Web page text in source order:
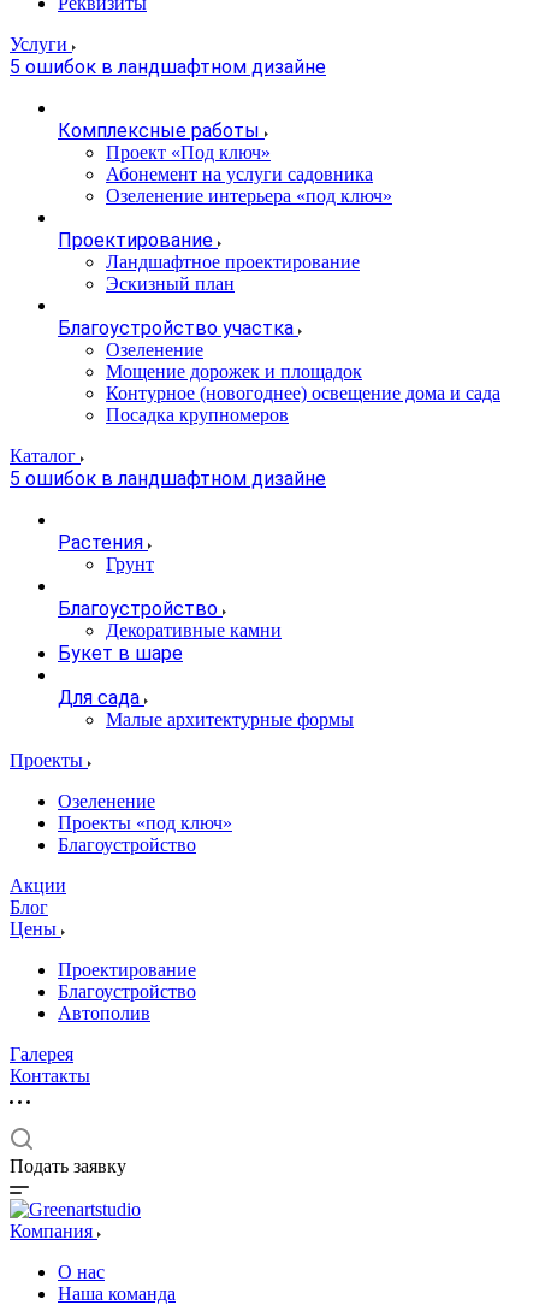
Услуги
5 ошибок в ландшафтном дизайне
Комплексные работы
Проект «Под ключ»
Абонемент на услуги садовника
Озеленение интерьера «под ключ»
Проектирование
Ландшафтное проектирование
Эскизный план
Благоустройство участка
Озеленение
Мощение дорожек и площадок
Контурное (новогоднее) освещение дома и сада
Посадка крупномеров
Каталог
5 ошибок в ландшафтном дизайне
Растения
Грунт
Благоустройство
Декоративные камни
Букет в шаре
Для сада
Малые архитектурные формы
Проекты
Озеленение
Проекты «под ключ»
Благоустройство
Акции
Блог
Цены
Проектирование
Благоустройство
Автополив
Галерея
Контакты
Подать заявку
Компания
О нас
Наша команда